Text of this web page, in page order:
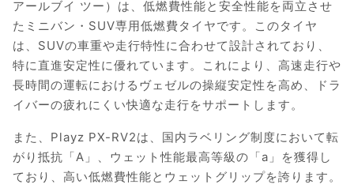
アールブイ ツー）は、低燃費性能と安全性能を両立させ
たミニバン・SUV専用低燃費タイヤです。このタイヤ
は、SUVの車重や走行特性に合わせて設計されており、
特に直進安定性に優れています。これにより、高速走行や
長時間の運転におけるヴェゼルの操縦安定性を高め、ドラ
イバーの疲れにくい快適な走行をサポートします。
また、Playz PX-RV2は、国内ラベリング制度において転
がり抵抗「A」、ウェット性能最高等級の「a」を獲得し
ており、高い低燃費性能とウェットグリップを誇ります。